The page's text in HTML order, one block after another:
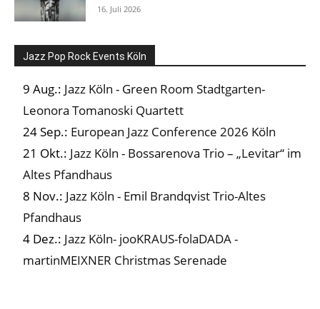
16. Juli 2026
Jazz Pop Rock Events Köln
9 Aug.: Jazz Köln - Green Room Stadtgarten-
Leonora Tomanoski Quartett
24 Sep.: European Jazz Conference 2026 Köln
21 Okt.: Jazz Köln - Bossarenova Trio – „Levitar“ im
Altes Pfandhaus
8 Nov.: Jazz Köln - Emil Brandqvist Trio-Altes
Pfandhaus
4 Dez.: Jazz Köln- jooKRAUS-folaDADA -
martinMEIXNER Christmas Serenade